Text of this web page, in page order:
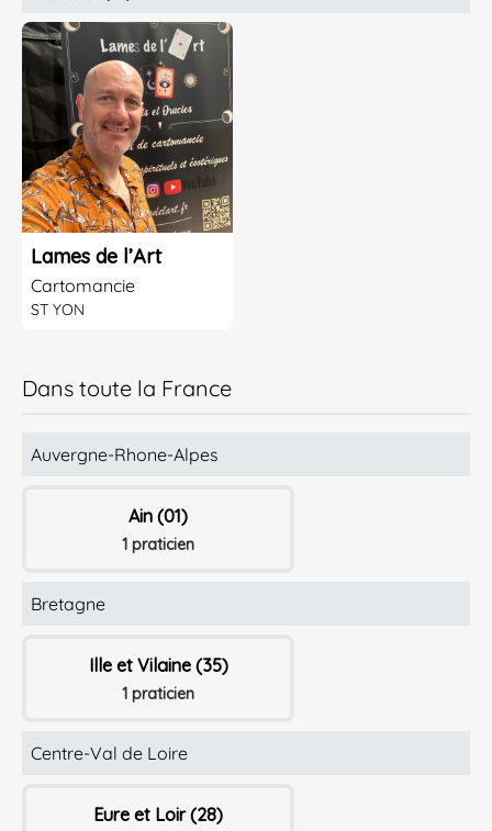
Lames de l’Art
Cartomancie
ST YON
Dans toute la France
Auvergne-Rhone-Alpes
Ain (01)
1 praticien
Bretagne
Ille et Vilaine (35)
1 praticien
Centre-Val de Loire
Eure et Loir (28)